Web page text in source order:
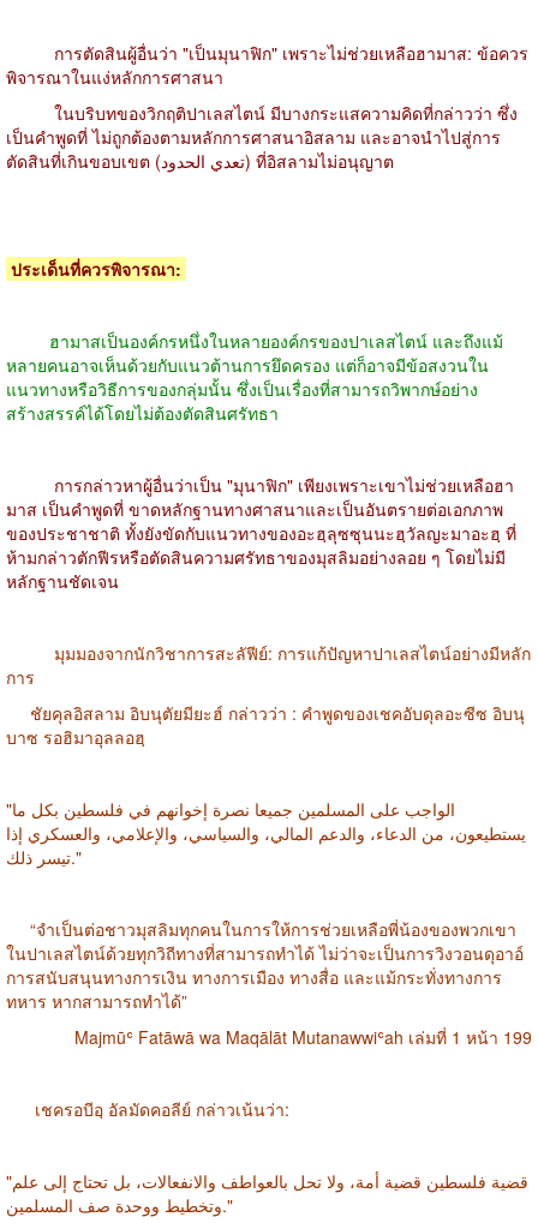
การตัดสินผู้อื่นว่า "เป็นมุนาฟิก" เพราะไม่ช่วยเหลือฮามาส: ข้อควร
พิจารณาในแง่หลักการศาสนา
ในบริบทของวิกฤติปาเลสไตน์ มีบางกระแสความคิดที่กล่าวว่า ซึ่ง
เป็นคำพูดที่ ไม่ถูกต้องตามหลักการศาสนาอิสลาม และอาจนำไปสู่การ
ตัดสินที่เกินขอบเขต (تعدي الحدود) ที่อิสลามไม่อนุญาต
ประเด็นที่ควรพิจารณา:
ฮามาสเป็นองค์กรหนึ่งในหลายองค์กรของปาเลสไตน์ และถึงแม้
หลายคนอาจเห็นด้วยกับแนวต้านการยึดครอง แต่ก็อาจมีข้อสงวนใน
แนวทางหรือวิธีการของกลุ่มนั้น ซึ่งเป็นเรื่องที่สามารถวิพากษ์อย่าง
สร้างสรรค์ได้โดยไม่ต้องตัดสินศรัทธา
การกล่าวหาผู้อื่นว่าเป็น "มุนาฟิก" เพียงเพราะเขาไม่ช่วยเหลือฮา
มาส เป็นคำพูดที่ ขาดหลักฐานทางศาสนาและเป็นอันตรายต่อเอกภาพ
ของประชาชาติ ทั้งยังขัดกับแนวทางของอะฮฺลุซซุนนะฮฺวัลญะมาอะฮฺ ที่
ห้ามกล่าวตักฟีรหรือตัดสินความศรัทธาของมุสลิมอย่างลอย ๆ โดยไม่มี
หลักฐานชัดเจน
มุมมองจากนักวิชาการสะลัฟีย์: การแก้ปัญหาปาเลสไตน์อย่างมีหลัก
การ
ชัยคุลอิสลาม อิบนุตัยมียะฮ์ กล่าวว่า : คำพูดของเชคอับดุลอะซีซ อิบนุ
บาซ รอฮิมาอุลลอฮฺ
"الواجب على المسلمين جميعا نصرة إخوانهم في فلسطين بكل ما
يستطيعون، من الدعاء، والدعم المالي، والسياسي، والإعلامي، والعسكري إذا
تيسر ذلك."
“จำเป็นต่อชาวมุสลิมทุกคนในการให้การช่วยเหลือพี่น้องของพวกเขา
ในปาเลสไตน์ด้วยทุกวิถีทางที่สามารถทำได้ ไม่ว่าจะเป็นการวิงวอนดุอาอ์
การสนับสนุนทางการเงิน ทางการเมือง ทางสื่อ และแม้กระทั่งทางการ
ทหาร หากสามารถทำได้”
Majmūʿ Fatāwā wa Maqālāt Mutanawwiʿah เล่มที่ 1 หน้า 199
เชครอบีอฺ อัลมัดคอลีย์ กล่าวเน้นว่า:
"قضية فلسطين قضية أمة، ولا تحل بالعواطف والانفعالات، بل تحتاج إلى علم
وتخطيط ووحدة صف المسلمين."